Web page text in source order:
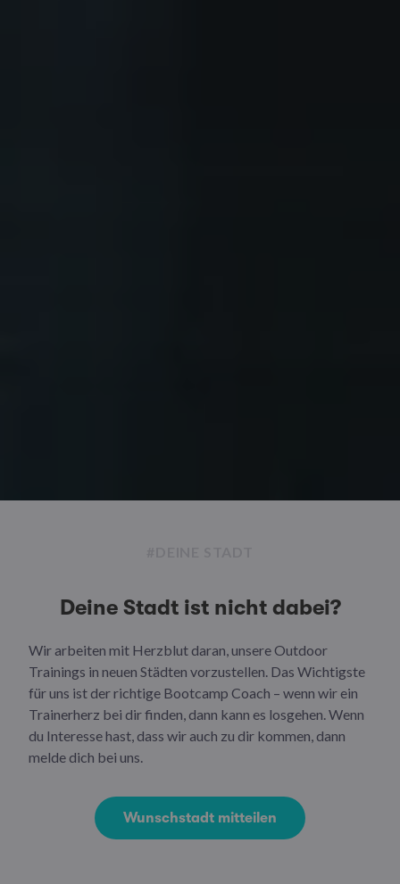
Deine Stadt ist nicht dabei?
Wir arbeiten mit Herzblut daran, unsere Outdoor
Trainings in neuen Städten vorzustellen. Das Wichtigste
für uns ist der richtige Bootcamp Coach – wenn wir ein
Trainerherz bei dir finden, dann kann es losgehen. Wenn
du Interesse hast, dass wir auch zu dir kommen, dann
melde dich bei uns.
Wunschstadt mitteilen